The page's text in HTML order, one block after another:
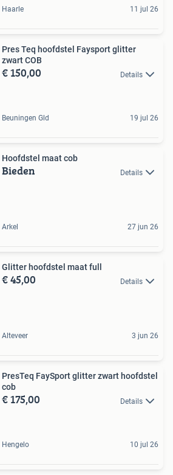
Haarle 11 jul 26
Pres Teq hoofdstel Faysport glitter
zwart COB
€ 150,00 Details
Beuningen Gld 19 jul 26
Hoofdstel maat cob
Bieden Details
Arkel 27 jun 26
Glitter hoofdstel maat full
€ 45,00 Details
Alteveer 3 jun 26
PresTeq FaySport glitter zwart hoofdstel
cob
€ 175,00 Details
Hengelo 10 jul 26